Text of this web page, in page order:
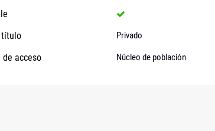
título Privado
de acceso Núcleo de población